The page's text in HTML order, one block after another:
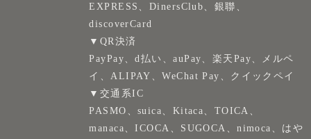
EXPRESS、DinersClub、銀聯、
discoverCard
▼QR決済
PayPay、d払い、auPay、楽天Pay、メルペ
イ、ALIPAY、WeChat Pay、クイックペイ
▼交通系IC
PASMO、suica、Kitaca、TOICA、
manaca、ICOCA、SUGOCA、nimoca、はや